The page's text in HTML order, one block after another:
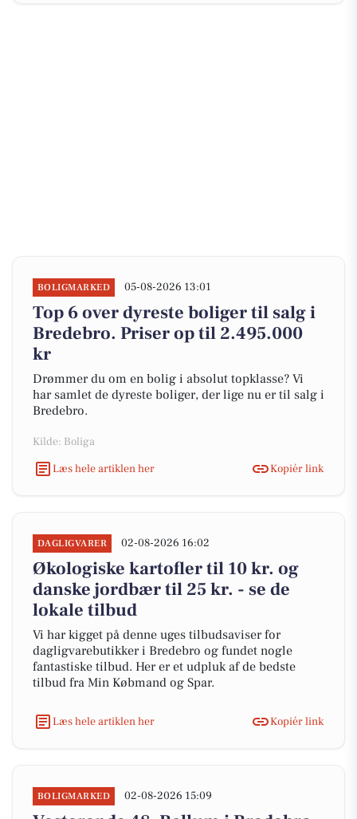
BOLIGMARKED 05-08-2026 13:01
Top 6 over dyreste boliger til salg i
Bredebro. Priser op til 2.495.000
kr
Drømmer du om en bolig i absolut topklasse? Vi
har samlet de dyreste boliger, der lige nu er til salg i
Bredebro.
Kilde: Boliga
Læs hele artiklen her
Kopiér link
DAGLIGVARER 02-08-2026 16:02
Økologiske kartofler til 10 kr. og
danske jordbær til 25 kr. - se de
lokale tilbud
Vi har kigget på denne uges tilbudsaviser for
dagligvarebutikker i Bredebro og fundet nogle
fantastiske tilbud. Her er et udpluk af de bedste
tilbud fra Min Købmand og Spar.
Læs hele artiklen her Kopiér link
BOLIGMARKED 02-08-2026 15:09